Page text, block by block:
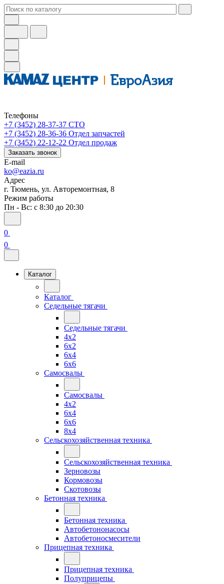
Телефоны
+7 (3452) 28-37-37 СТО
+7 (3452) 28-36-36 Отдел запчастей
+7 (3452) 22-12-22 Отдел продаж
Заказать звонок
E-mail
ko@eazia.ru
Адрес
г. Тюмень, ул. Авторемонтная, 8
Режим работы
Пн - Вс: с 8:30 до 20:30
0
0
Каталог
Каталог
Седельные тягачи
Седельные тягачи
4x2
6x2
6x4
6x6
Самосвалы
Самосвалы
4x2
6x4
6x6
8x4
Сельскохозяйственная техника
Сельскохозяйственная техника
Зерновозы
Кормовозы
Скотовозы
Бетонная техника
Бетонная техника
Автобетононасосы
Автобетоносмесители
Прицепная техника
Прицепная техника
Полуприцепы